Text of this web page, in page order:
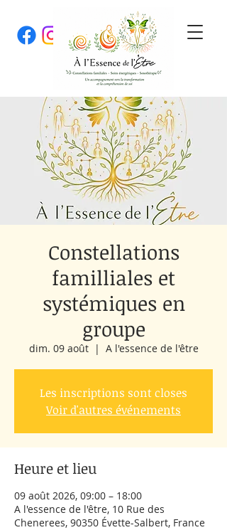
Constellations
familliales et
systémiques en
groupe
dim. 09 août
  |
A l'essence de l'être
Les inscriptions sont closes
Voir d'autres événements
Heure et lieu
09 août 2026, 09:00 – 18:00
A l'essence de l'être, 10 Rue des
Chenerees, 90350 Évette-Salbert, France